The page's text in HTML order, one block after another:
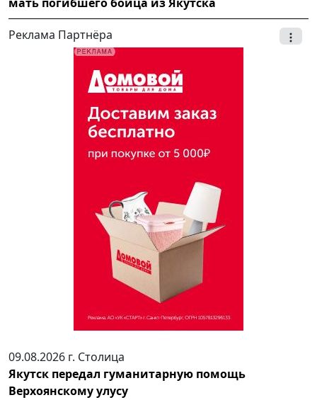
Реклама Партнёра
09.08.2026 г. Столица
Якутск передал гуманитарную помощь
Верхоянскому улусу